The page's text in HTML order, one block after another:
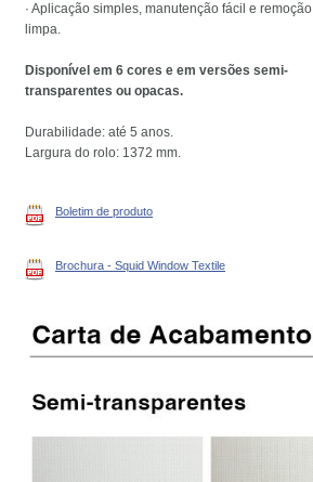
· Aplicação simples, manutenção fácil e remoção
limpa.
Disponível em 6 cores e em versões semi-
transparentes ou opacas.
Durabilidade: até 5 anos.
Largura do rolo: 1372 mm.
Boletim de produto
Brochura - Squid Window Textile